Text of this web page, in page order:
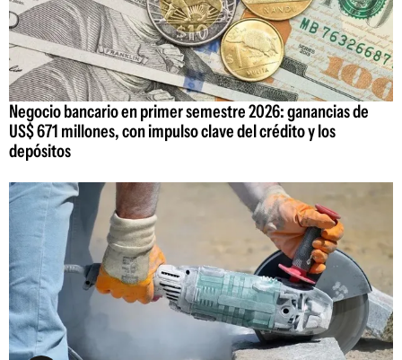
Negocio bancario en primer semestre 2026: ganancias de
US$ 671 millones, con impulso clave del crédito y los
depósitos